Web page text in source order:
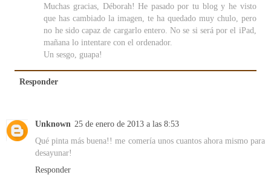
Muchas gracias, Déborah! He pasado por tu blog y he visto
que has cambiado la imagen, te ha quedado muy chulo, pero
no he sido capaz de cargarlo entero. No se si será por el iPad,
mañana lo intentare con el ordenador.
Un sesgo, guapa!
Responder
Unknown 25 de enero de 2013 a las 8:53
Qué pinta más buena!! me comería unos cuantos ahora mismo para
desayunar!
Responder